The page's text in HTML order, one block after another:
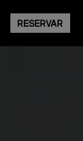
RESERVAR